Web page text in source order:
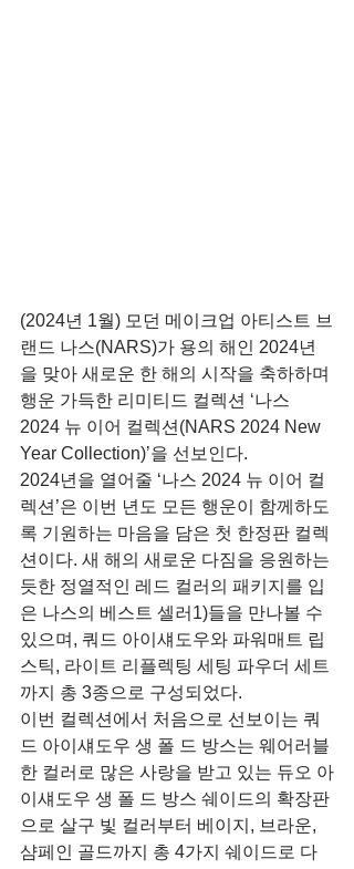
(2024년 1월) 모던 메이크업 아티스트 브
랜드 나스(NARS)가 용의 해인 2024년
을 맞아 새로운 한 해의 시작을 축하하며
행운 가득한 리미티드 컬렉션 ‘나스
2024 뉴 이어 컬렉션(NARS 2024 New
Year Collection)’을 선보인다.
2024년을 열어줄 ‘나스 2024 뉴 이어 컬
렉션’은 이번 년도 모든 행운이 함께하도
록 기원하는 마음을 담은 첫 한정판 컬렉
션이다. 새 해의 새로운 다짐을 응원하는
듯한 정열적인 레드 컬러의 패키지를 입
은 나스의 베스트 셀러1)들을 만나볼 수
있으며, 쿼드 아이섀도우와 파워매트 립
스틱, 라이트 리플렉팅 세팅 파우더 세트
까지 총 3종으로 구성되었다.
이번 컬렉션에서 처음으로 선보이는 쿼
드 아이섀도우 생 폴 드 방스는 웨어러블
한 컬러로 많은 사랑을 받고 있는 듀오 아
이섀도우 생 폴 드 방스 쉐이드의 확장판
으로 살구 빛 컬러부터 베이지, 브라운,
샴페인 골드까지 총 4가지 쉐이드로 다